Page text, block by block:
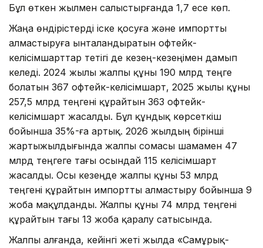
Бұл өткен жылмен салыстырғанда 1,7 есе көп.
Жаңа өндірістерді іске қосуға және импортты
алмастыруға ынталандыратын офтейк-
келісімшарттар тетігі де кезең-кезеңімен дамып
келеді. 2024 жылы жалпы құны 190 млрд теңге
болатын 367 офтейк-келісімшарт, 2025 жылы құны
257,5 млрд теңгені құрайтын 363 офтейк-
келісімшарт жасалды. Бұл құндық көрсеткіш
бойынша 35%-ға артық. 2026 жылдың бірінші
жартыжылдығында жалпы сомасы шамамен 47
млрд теңгеге тағы осындай 115 келісімшарт
жасалды. Осы кезеңде жалпы құны 53 млрд
теңгені құрайтын импортты алмастыру бойынша 9
жоба мақұлданды. Жалпы құны 74 млрд теңгені
құрайтын тағы 13 жоба қаралу сатысында.
Жалпы алғанда, кейінгі жеті жылда «Самұрық-